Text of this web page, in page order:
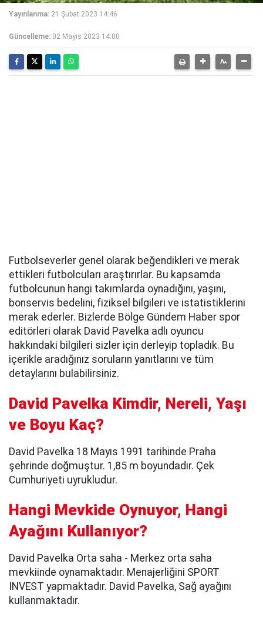
Yayınlanma: 21 Şubat 2023 14:46
Güncelleme: 02 Mayıs 2023 14:00
Futbolseverler genel olarak beğendikleri ve merak
ettikleri futbolcuları araştırırlar. Bu kapsamda
futbolcunun hangi takımlarda oynadığını, yaşını,
bonservis bedelini, fiziksel bilgileri ve istatistiklerini
merak ederler. Bizlerde Bölge Gündem Haber spor
editörleri olarak David Pavelka adlı oyuncu
hakkındaki bilgileri sizler için derleyip topladık. Bu
içerikle aradığınız soruların yanıtlarını ve tüm
detaylarını bulabilirsiniz.
David Pavelka Kimdir, Nereli, Yaşı
ve Boyu Kaç?
David Pavelka 18 Mayıs 1991 tarihinde Praha
şehrinde doğmuştur. 1,85 m boyundadır. Çek
Cumhuriyeti uyrukludur.
Hangi Mevkide Oynuyor, Hangi
Ayağını Kullanıyor?
David Pavelka Orta saha - Merkez orta saha
mevkiinde oynamaktadır. Menajerliğini SPORT
INVEST yapmaktadır. David Pavelka, Sağ ayağını
kullanmaktadır.